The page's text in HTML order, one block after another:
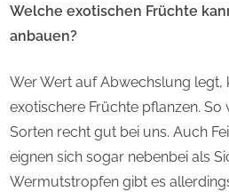
Welche exotischen Früchte
anbauen?
Wer Wert auf Abwechslung legt,
exotischere Früchte pflanzen. So
Sorten recht gut bei uns. Auch
eignen sich sogar nebenbei als
Wermutstropfen gibt es